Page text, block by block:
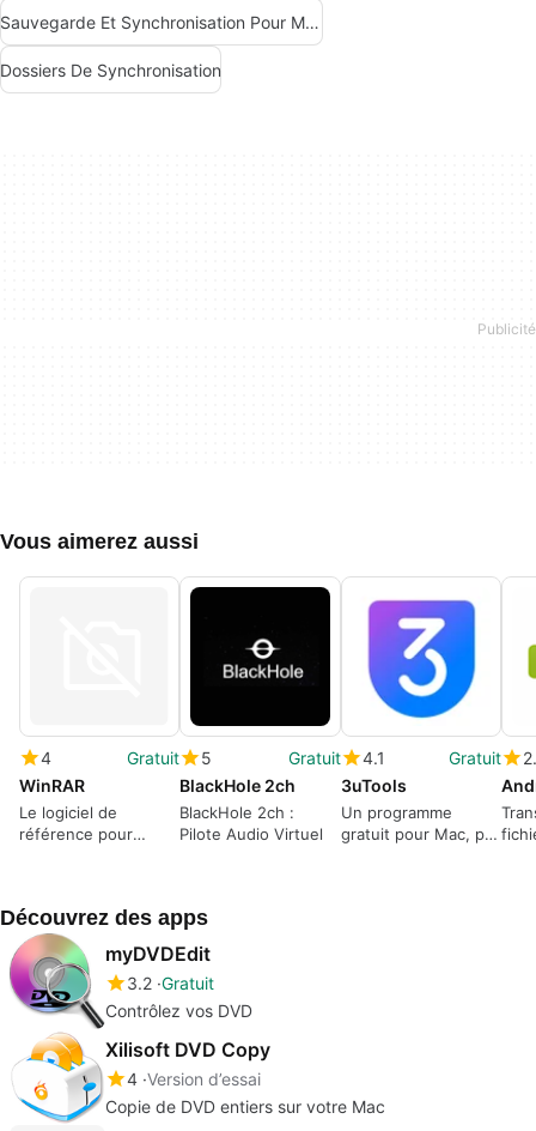
Sauvegarde Et Synchronisation Pour Mac
Dossiers De Synchronisation
Vous aimerez aussi
4
Gratuit
WinRAR
Le logiciel de
référence pour
5
Gratuit
BlackHole 2ch
BlackHole 2ch :
Pilote Audio Virtuel
4.1
Gratuit
3uTools
Un programme
gratuit pour Mac, par
Découvrez des apps
myDVDEdit
3.2 Gratuit
Contrôlez vos DVD
Xilisoft DVD Copy
4 Version d’essai
Copie de DVD entiers sur votre Mac